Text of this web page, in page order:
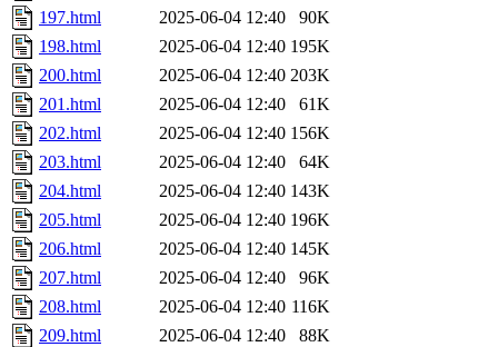
197.html
2025-06-04 12:40
90K
198.html
2025-06-04 12:40 195K
200.html
2025-06-04 12:40 203K
201.html
2025-06-04 12:40
61K
202.html
2025-06-04 12:40 156K
203.html
2025-06-04 12:40
64K
204.html
2025-06-04 12:40 143K
205.html
2025-06-04 12:40 196K
206.html
2025-06-04 12:40 145K
207.html
2025-06-04 12:40
96K
208.html
2025-06-04 12:40 116K
209.html
2025-06-04 12:40
88K